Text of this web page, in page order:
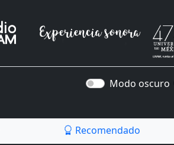
Modo oscuro
Recomendado